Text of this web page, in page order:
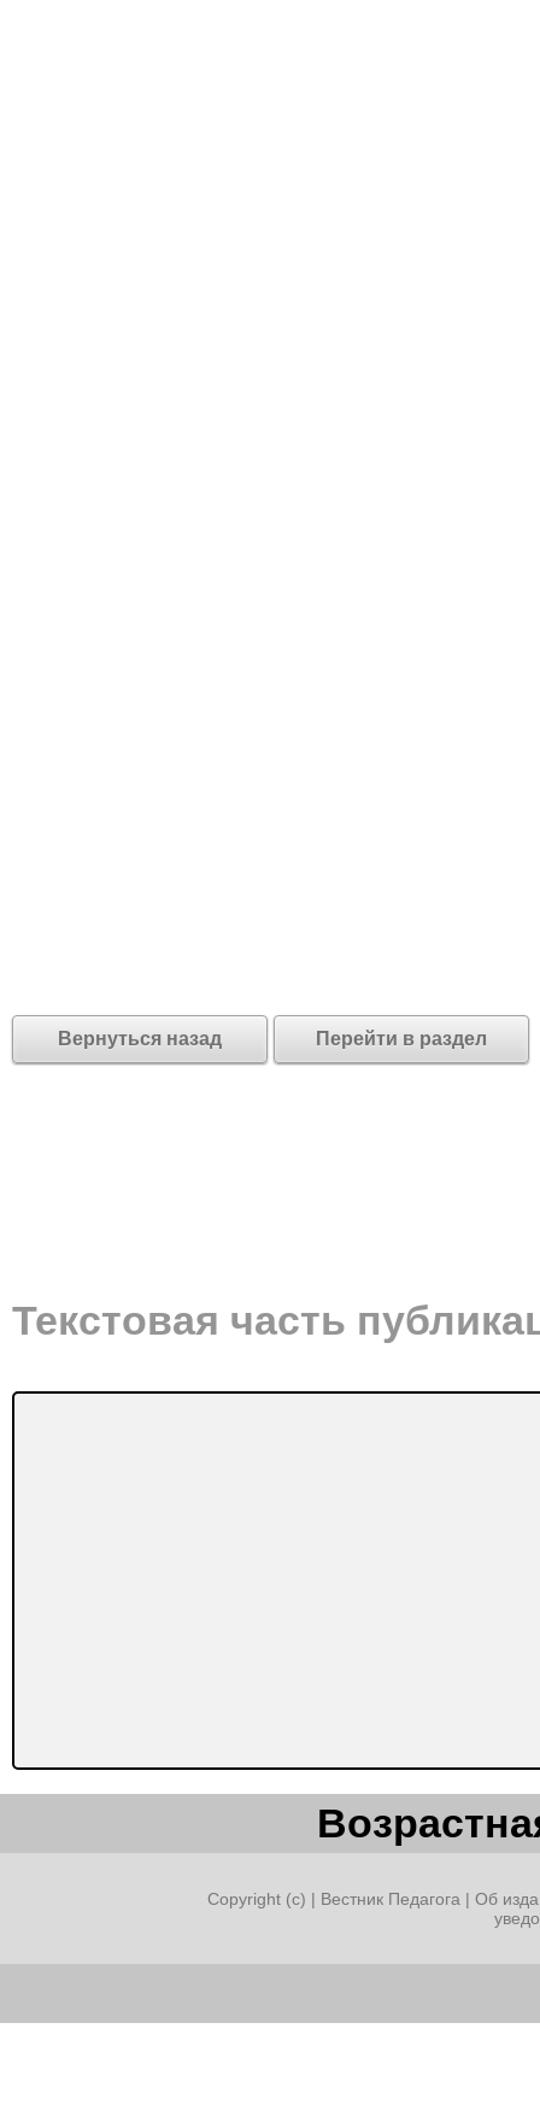
Вернуться назад Перейти в раздел
Текстовая часть
Copyright (c) | Вестник Педагога | Об